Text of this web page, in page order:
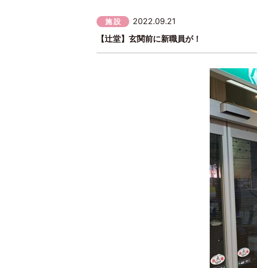
施 設
2022.09.21
【辻堂】玄関前に新職員が！